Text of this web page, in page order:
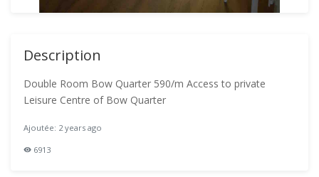
Description
Double Room Bow Quarter 590/m Access to private
Leisure Centre of Bow Quarter
Ajoutée: 2 years ago
6913